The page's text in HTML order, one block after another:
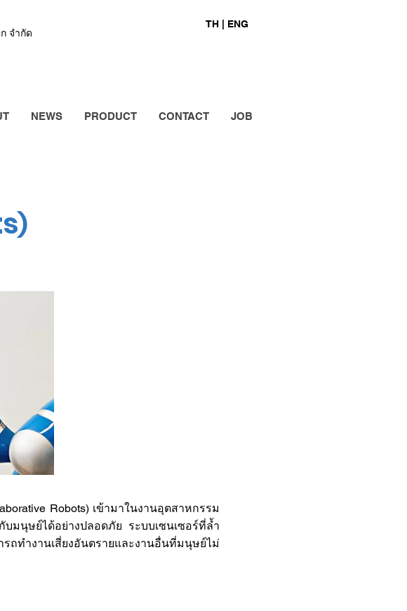
จำกัด
TH | ENG
NEWS PRODUCT CONTACT JOB
)
Robots) เข้ามาในงานอุตสาหกรรม
นุษย์ได้อย่างปลอดภัย ระบบเซนเซอร์ที่ล้ำ
ทำงานเสี่ยงอันตรายและงานอื่นที่มนุษย์ไม่